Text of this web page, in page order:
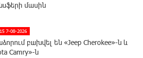
մասին
7-08-2026
բшխվել են «Jeep Cherokee»-ն և
Camry»-ն